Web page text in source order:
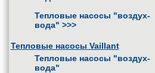
Тепловые насосы "воздух-
вода" >>>
Тепловые насосы Vaillant
Тепловые насосы "воздух-
вода"